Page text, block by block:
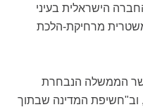
הישראלית בעיני
מרחיקת-הלכת
הממשלה הנבחרת
וב"חשיפת המדינה שבתוך